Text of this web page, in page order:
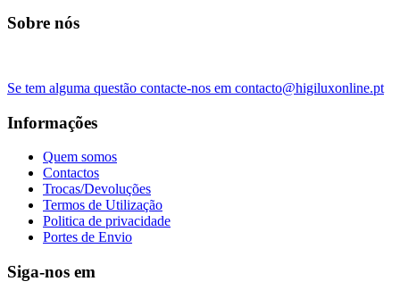
Sobre nós
Se tem alguma questão contacte-nos em contacto@higiluxonline.pt
Informações
Quem somos
Contactos
Trocas/Devoluções
Termos de Utilização
Politica de privacidade
Portes de Envio
Siga-nos em